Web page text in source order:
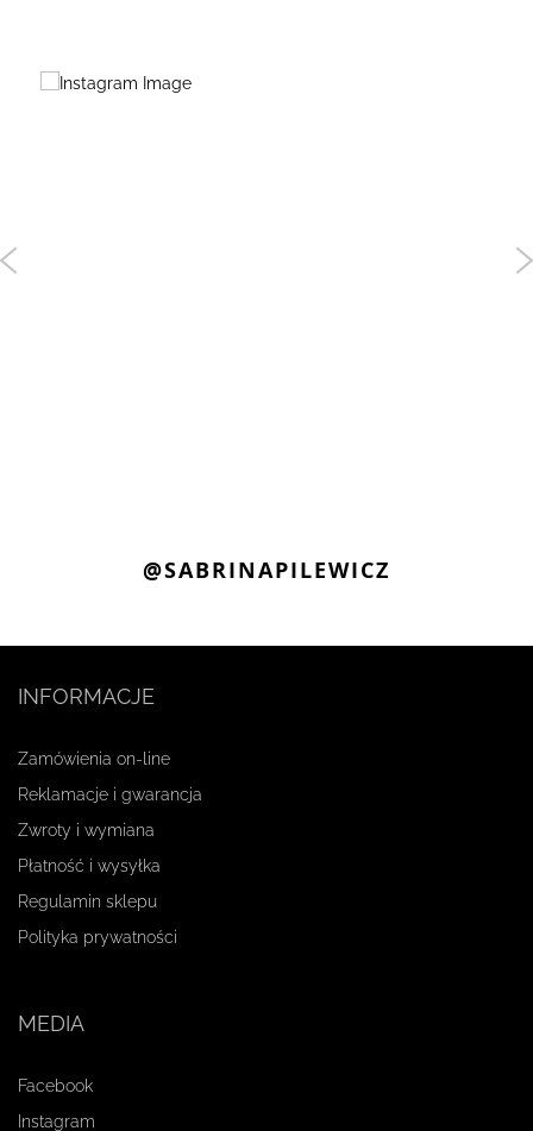
@SABRINAPILEWICZ
INFORMACJE
Zamówienia on-line
Reklamacje i gwarancja
Zwroty i wymiana
Płatność i wysyłka
Regulamin sklepu
Polityka prywatności
MEDIA
Facebook
Instagram